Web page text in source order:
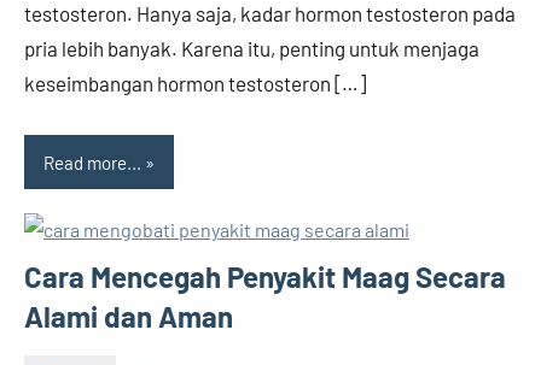
testosteron. Hanya saja, kadar hormon testosteron pada
pria lebih banyak. Karena itu, penting untuk menjaga
keseimbangan hormon testosteron […]
Read more...
Cara Mencegah Penyakit Maag Secara
Alami dan Aman